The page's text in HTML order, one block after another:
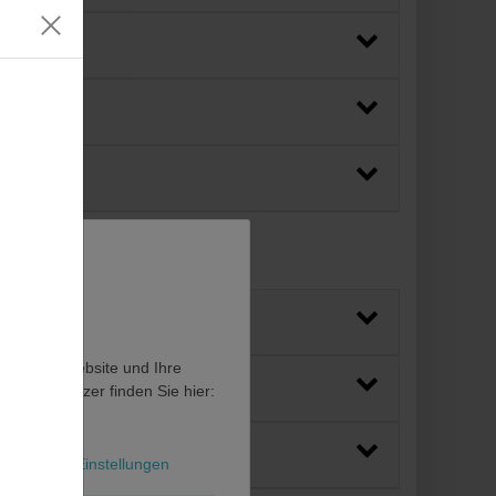
diese Website und Ihre
als Nutzer finden Sie hier:
Weitere Einstellungen